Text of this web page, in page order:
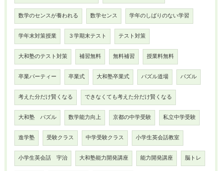
数学のセンスが養われる 数学センス 学年のしばりのない学習
学年末対策授業 ３学期末テスト テスト対策
大和塾のテスト対策 補習無料 無料補習 授業料無料
卒業パーティー 卒業式 大和塾卒業式 パズル道場 パズル
考えた分だけ賢くなる できなくても考えた分だけ賢くなる
大和塾 パズル 数学能力向上 京都の中学受験 私立中学受験
進学塾 受験クラス 中学受験クラス 小学生英会話教室
小学生英会話 宇治 大和塾能力開発講座 能力開発講座 脳トレ